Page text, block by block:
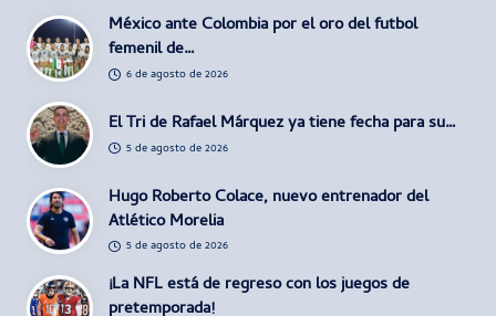
México ante Colombia por el oro del futbol
femenil de…
6 de agosto de 2026
El Tri de Rafael Márquez ya tiene fecha para su…
5 de agosto de 2026
Hugo Roberto Colace, nuevo entrenador del
Atlético Morelia
5 de agosto de 2026
¡La NFL está de regreso con los juegos de
pretemporada!